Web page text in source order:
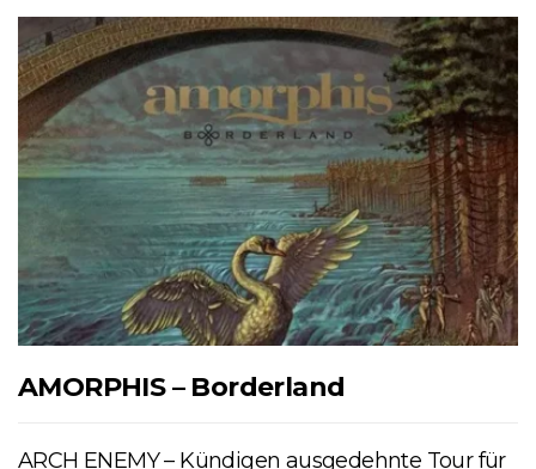
AMORPHIS – Borderland
ARCH ENEMY – Kündigen ausgedehnte Tour für